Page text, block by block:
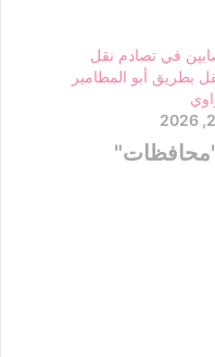
في تصادم نقل
بطريق أبو المطامير